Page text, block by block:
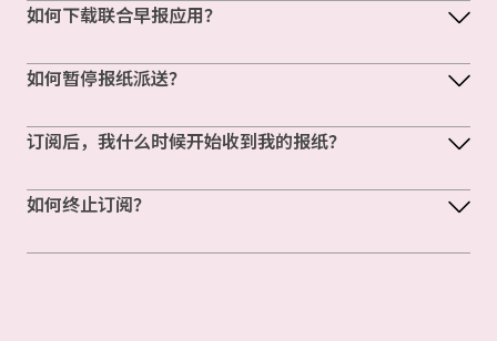
如何下载联合早报应用？
如何暂停报纸派送？
订阅后，我什么时候开始收到我的报纸？
如何终止订阅？